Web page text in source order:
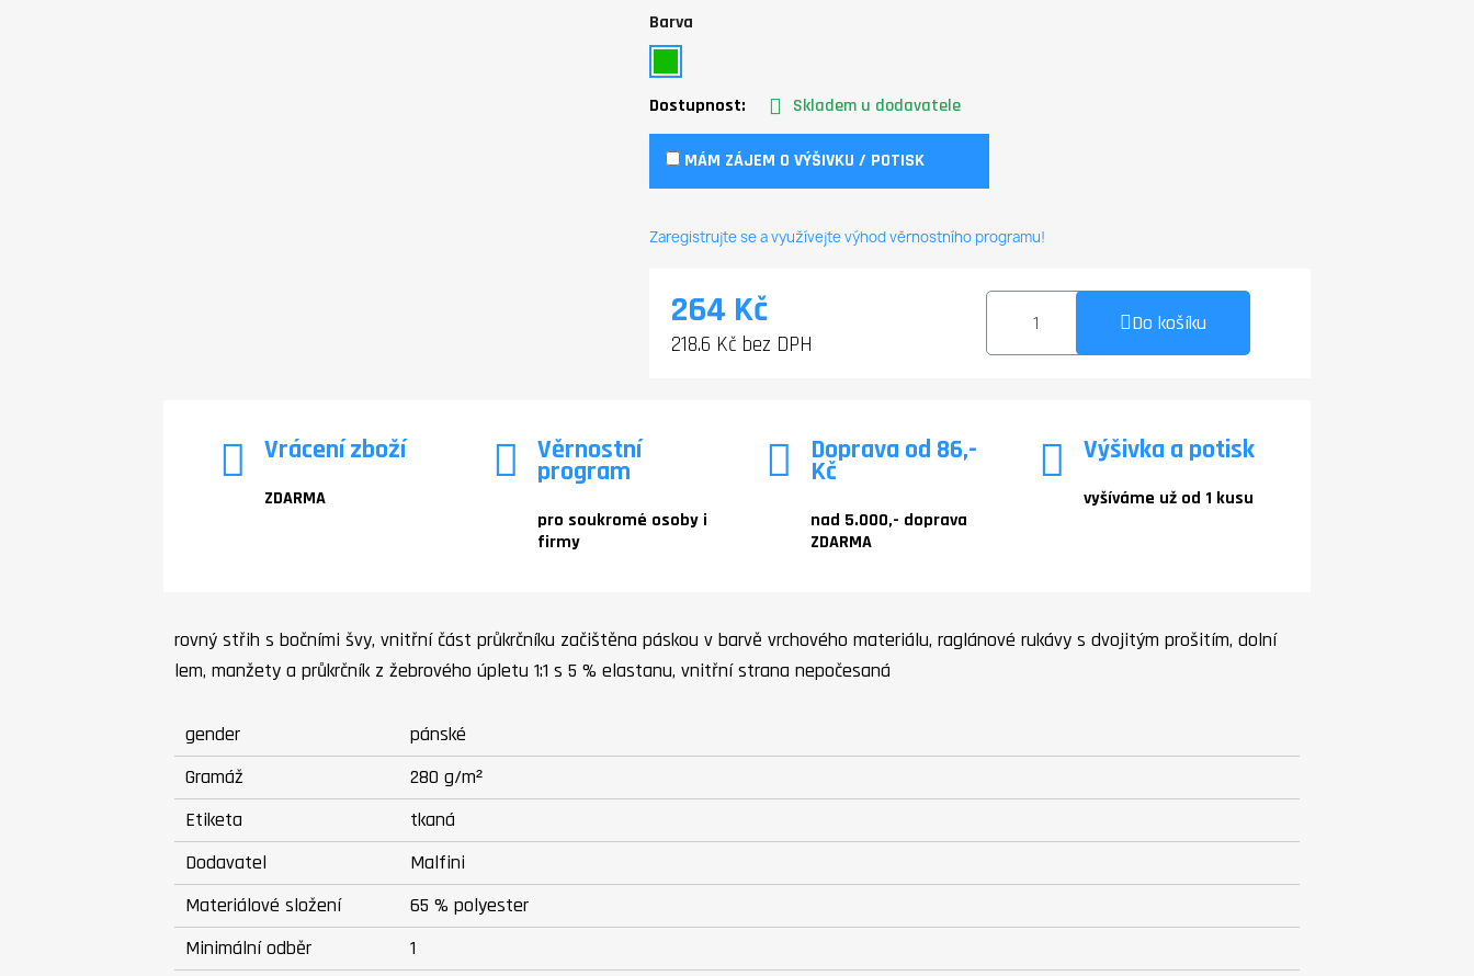
Barva
Dostupnost: Skladem u dodavatele
MÁM ZÁJEM O VÝŠIVKU / POTISK
Zaregistrujte se a využívejte výhod věrnostního programu!
264 Kč
218.6 Kč bez DPH
Do košíku
Vrácení zboží
ZDARMA
Věrnostní
program
pro soukromé osoby i
firmy
Doprava od 86,-
Kč
nad 5.000,- doprava
ZDARMA
Výšivka a potisk
vyšíváme už od 1 kusu
rovný střih s bočními švy, vnitřní část průkrčníku začištěna páskou v barvě vrchového materiálu, raglánové rukávy s dvojitým prošitím, dolní
lem, manžety a průkrčník z žebrového úpletu 1:1 s 5 % elastanu, vnitřní strana nepočesaná
gender
pánské
Gramáž
280 g/m²
Etiketa
tkaná
Dodavatel
Malfini
Materiálové složení
65 % polyester
Minimální odběr
1